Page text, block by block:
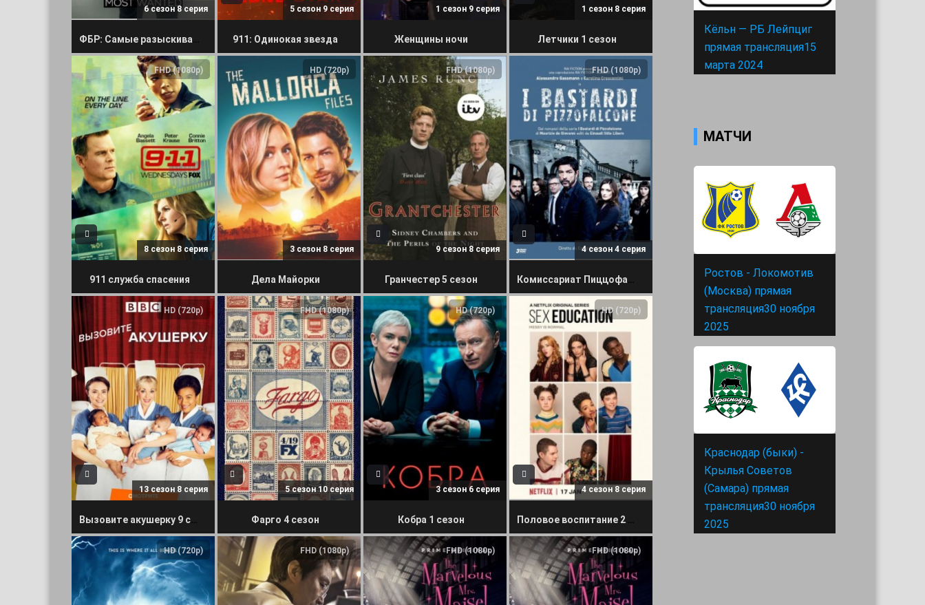
6 сезон 8 серия 5 сезон 9 серия
911: Одинокая звезда
1 сезон 9 серия
Женщины ночи
1 сезон 8 серия
Летчики 1 сезон
FHD (1080p)
8 сезон 8 серия
911 служба спасения
HD (720p)
3 сезон 8 серия
Дела Майорки
FHD (1080p)
9 сезон 8 серия
Гранчестер 5 сезон
FHD (1080p)
4 сезон 4 серия
HD (720p)
13 сезон 8 серия
FHD (1080p)
5 сезон 10 серия
Фарго 4 сезон
HD (720p)
3 сезон 6 серия
Кобра 1 сезон
HD (720p)
4 сезон 8 серия
HD (720p) FHD (1080p) FHD (1080p) FHD (1080p)
Кёльн — РБ Лейпциг
прямая трансляция15
марта 2024
МАТЧИ
Ростов - Локомотив
(Москва) прямая
трансляция30 ноября
2025
Краснодар (быки) -
Крылья Советов
(Самара) прямая
трансляция30 ноября
2025